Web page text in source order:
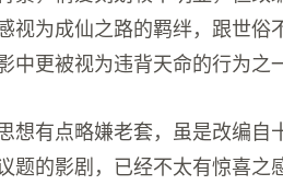
视为成仙之路的羁绊，跟世俗
更被视为违背天命的行为之
想有点略嫌老套，虽是改编自
题的影剧，已经不太有惊喜之